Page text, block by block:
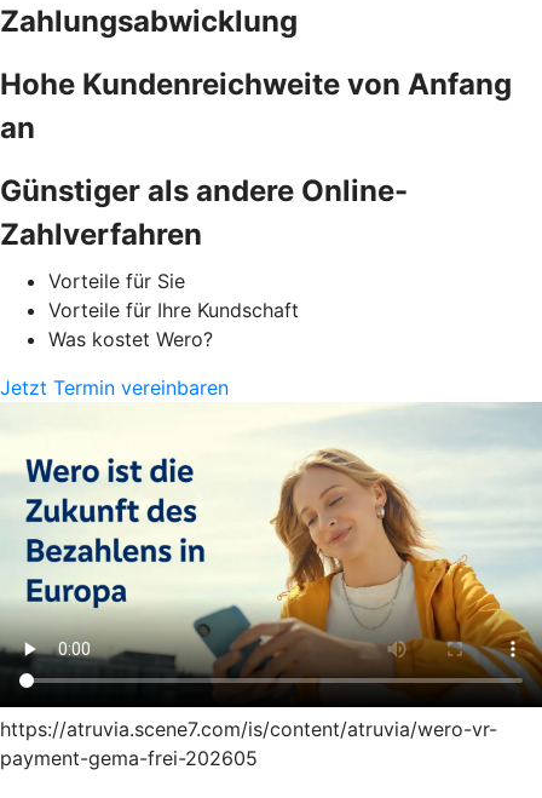
Zahlungsabwicklung
Hohe Kundenreichweite von Anfang
an
Günstiger als andere Online-
Zahlverfahren
Vorteile für Sie
Vorteile für Ihre Kundschaft
Was kostet Wero?
Jetzt Termin vereinbaren
https://atruvia.scene7.com/is/content/atruvia/wero-vr-
payment-gema-frei-202605